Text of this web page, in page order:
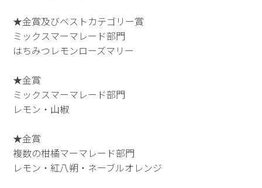
★金賞及びベストカテゴリー賞
ミックスマーマレード部門
はちみつレモンローズマリー
★金賞
ミックスマーマレード部門
レモン・山椒
★金賞
複数の柑橘マーマレード部門
レモン・紅八朔・ネーブルオレンジ